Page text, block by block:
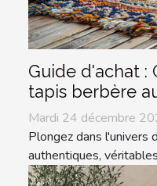
Guide d'achat :
tapis berbère
Mardi 24 décembre
Plongez dans l'univers
authentiques,